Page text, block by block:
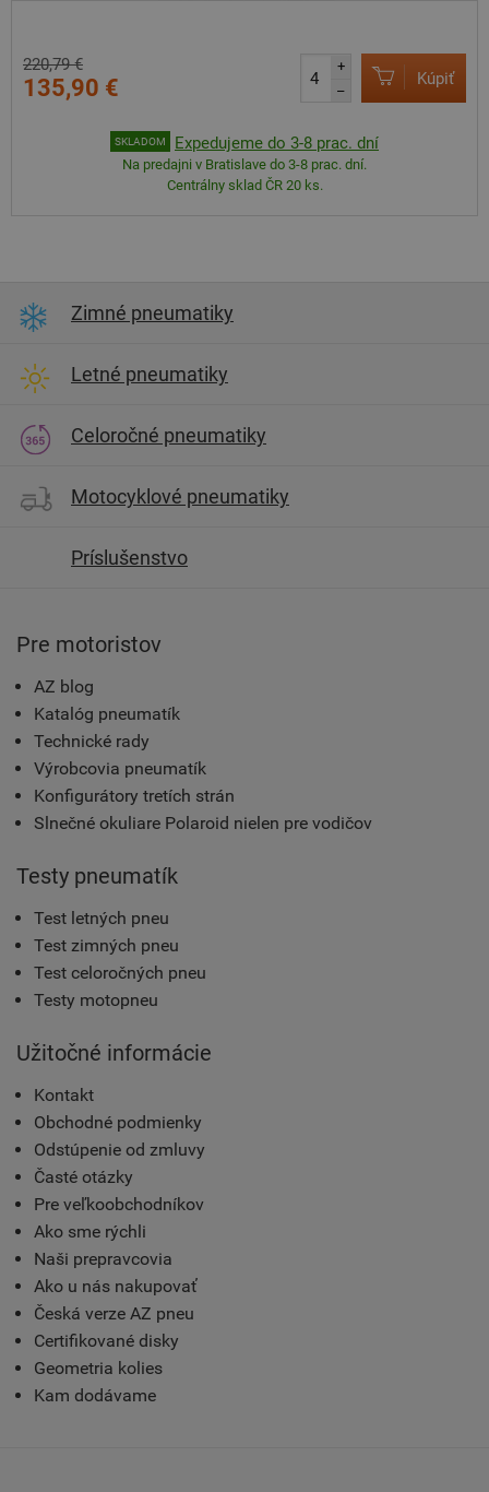
220,79 €
135,90 €
+
–
Kúpiť
SKLADOM Expedujeme do 3-8 prac. dní
Na predajni v Bratislave do 3-8 prac. dní.
Centrálny sklad ČR 20 ks.
Zimné pneumatiky
Letné pneumatiky
Celoročné pneumatiky
Motocyklové pneumatiky
Príslušenstvo
Pre motoristov
AZ blog
Katalóg pneumatík
Technické rady
Výrobcovia pneumatík
Konfigurátory tretích strán
Slnečné okuliare Polaroid nielen pre vodičov
Testy pneumatík
Test letných pneu
Test zimných pneu
Test celoročných pneu
Testy motopneu
Užitočné informácie
Kontakt
Obchodné podmienky
Odstúpenie od zmluvy
Časté otázky
Pre veľkoobchodníkov
Ako sme rýchli
Naši prepravcovia
Ako u nás nakupovať
Česká verze AZ pneu
Certifikované disky
Geometria kolies
Kam dodávame